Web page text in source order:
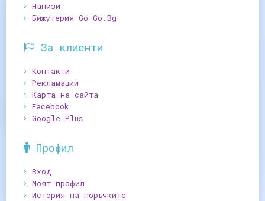
Нанизи
Бижутерия Go-Go.Bg
За клиенти
Контакти
Рекламации
Карта на сайта
Facebook
Google Plus
Профил
Вход
Моят профил
История на поръчките